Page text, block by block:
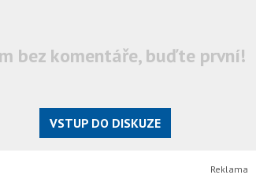
bez komentáře, buďte první!
VSTUP DO DISKUZE